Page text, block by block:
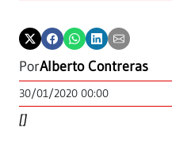
PorAlberto Contreras
30/01/2020 00:00
[]